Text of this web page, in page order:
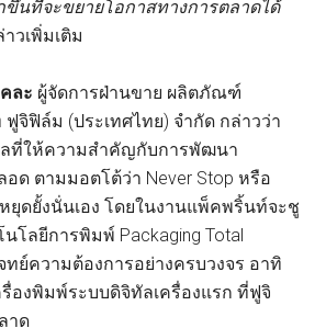
าวเพิ่มเติม
ละ ผู้จัดการฝ่านขาย ผลิตภัณฑ์
ฟูจิฟิล์ม (ประเทศไทย) จำกัด กล่าวว่า
ลที่ให้ความสำคัญกับการพัฒนา
ด ตามมอตโต้ว่า Never Stop หรือ
ยุดยั้งนั่นเอง โดยในงานแพ็คพริ้นท์จะชู
โลยีการพิมพ์ Packaging Total
ทย์ความต้องการอย่างครบวงจร อาทิ
รื่องพิมพ์ระบบดิจิทัลเครื่องแรก ที่ฟูจิ
าด